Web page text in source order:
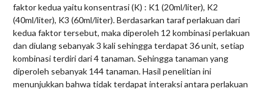
faktor kedua yaitu konsentrasi (K) : K1 (20ml/liter), K2
(40ml/liter), K3 (60ml/liter). Berdasarkan taraf perlakuan dari
kedua faktor tersebut, maka diperoleh 12 kombinasi perlakuan
dan diulang sebanyak 3 kali sehingga terdapat 36 unit, setiap
kombinasi terdiri dari 4 tanaman. Sehingga tanaman yang
diperoleh sebanyak 144 tanaman. Hasil penelitian ini
menunjukkan bahwa tidak terdapat interaksi antara perlakuan